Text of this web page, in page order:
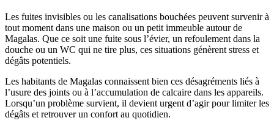
Les fuites invisibles ou les canalisations bouchées peuvent survenir à
tout moment dans une maison ou un petit immeuble autour de
Magalas. Que ce soit une fuite sous l’évier, un refoulement dans la
douche ou un WC qui ne tire plus, ces situations génèrent stress et
dégâts potentiels.
Les habitants de Magalas connaissent bien ces désagréments liés à
l’usure des joints ou à l’accumulation de calcaire dans les appareils.
Lorsqu’un problème survient, il devient urgent d’agir pour limiter les
dégâts et retrouver un confort au quotidien.